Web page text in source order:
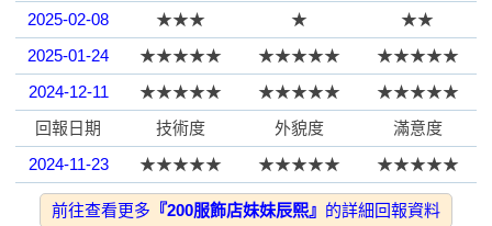
2025-02-08
★★★ ★
★★
2025-01-24
★★★★★ ★★★★★
★★★★★
2024-12-11
★★★★★ ★★★★★
★★★★★
回報日期
技術度 外貌度
滿意度
2024-11-23
★★★★★ ★★★★★
★★★★★
2024-10-26
★★★★★ ★★★★★
★★★★★
前往查看更多 『200服飾店妹妹辰熙』 的詳細回報資料